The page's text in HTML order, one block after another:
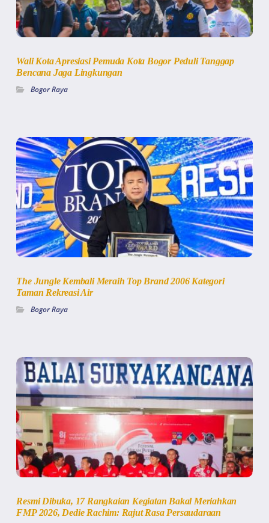
Wali Kota Apresiasi Pemuda Kota Bogor Peduli Tanggap
Bencana Jaga Lingkungan
Bogor Raya
The Jungle Kembali Meraih Top Brand 2006 Kategori
Taman Rekreasi Air
Bogor Raya
Resmi Dibuka, 17 Rangkaian Kegiatan Bakal Meriahkan
FMP 2026, Dedie Rachim: Rajut Rasa Persaudaraan